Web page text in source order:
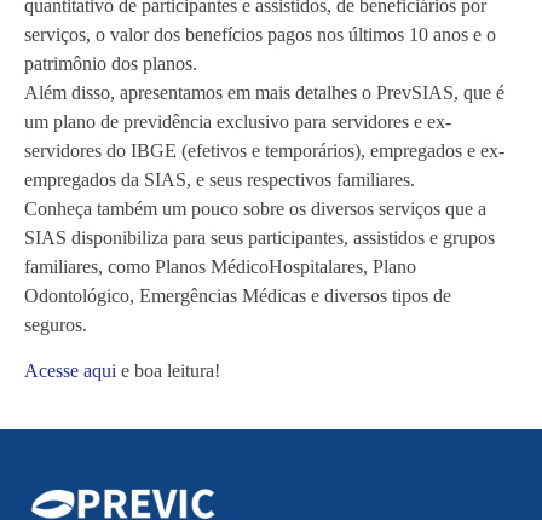
quantitativo de participantes e assistidos, de beneficiários por
serviços, o valor dos benefícios pagos nos últimos 10 anos e o
patrimônio dos planos.
Além disso, apresentamos em mais detalhes o PrevSIAS, que é
um plano de previdência exclusivo para servidores e ex-
servidores do IBGE (efetivos e temporários), empregados e ex-
empregados da SIAS, e seus respectivos familiares.
Conheça também um pouco sobre os diversos serviços que a
SIAS disponibiliza para seus participantes, assistidos e grupos
familiares, como Planos MédicoHospitalares, Plano
Odontológico, Emergências Médicas e diversos tipos de
seguros.
Acesse aqui e boa leitura!